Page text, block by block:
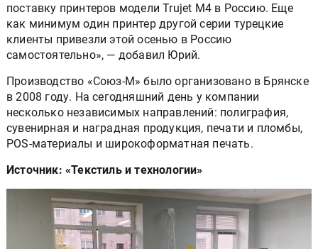
поставку принтеров модели Trujet М4 в Россию. Еще
как минимум один принтер другой серии турецкие
клиенты привезли этой осенью в Россию
самостоятельно», — добавил Юрий.
Производство «Союз-М» было организовано в Брянске
в 2008 году. На сегодняшний день у компании
несколько независимых направлений: полиграфия,
сувенирная и наградная продукция, печати и пломбы,
POS-материалы и широкоформатная печать.
Источник: «Текстиль и технологии»